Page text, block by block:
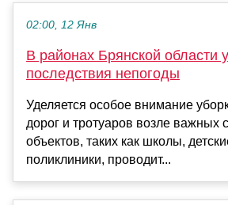
02:00, 12 Янв
В районах Брянской области
последствия непогоды
Уделяется особое внимание
дорог и тротуаров возле важных
объектов, таких как школы,
поликлиники, проводит...